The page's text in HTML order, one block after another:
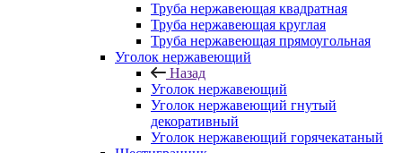
Труба нержавеющая квадратная
Труба нержавеющая круглая
Труба нержавеющая прямоугольная
Уголок нержавеющий
Назад
Уголок нержавеющий
Уголок нержавеющий гнутый
декоративный
Уголок нержавеющий горячекатаный